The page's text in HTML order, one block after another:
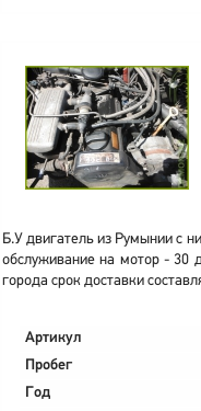
Б.У двигатель из Румынии с
обслуживание на мотор - 30
города срок доставки
Артикул
Пробег
Год